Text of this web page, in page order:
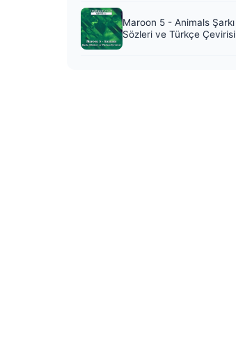
Maroon 5 - Animals Şarkı
Sözleri ve Türkçe Çevirisi